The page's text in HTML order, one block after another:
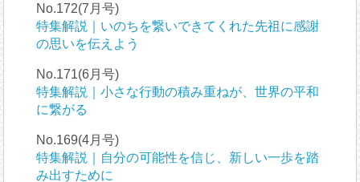
No.172(7月号)
特集解説｜いのちを繋いできてくれた先祖に感謝
の思いを伝えよう
No.171(6月号)
特集解説｜小さな行動の積み重ねが、世界の平和
に繋がる
No.169(4月号)
特集解説｜自分の可能性を信じ、新しい一歩を踏
み出すために